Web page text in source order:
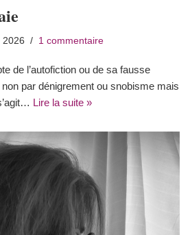
2026 1 commentaire
de l’autofiction ou de sa fausse
non par dénigrement ou snobisme mais
Lire la suite »